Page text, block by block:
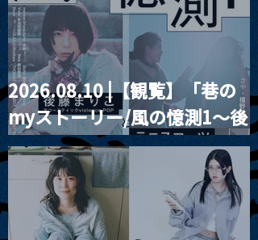
とベルリンの壁
2026.08.10 |【観覧】「巷の
myストーリー/風の憶測1～後
藤まりこアコースティック
violence POPとテニスコー
ツ」